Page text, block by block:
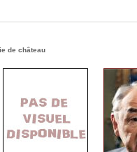
de château